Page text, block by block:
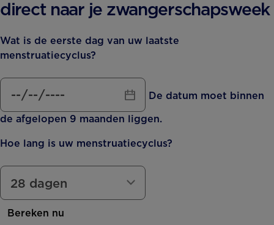
direct naar je zwangerschapsweek
Wat is de eerste dag van uw laatste
menstruatiecyclus?
De datum moet binnen
de afgelopen 9 maanden liggen.
Hoe lang is uw menstruatiecyclus?
Bereken nu